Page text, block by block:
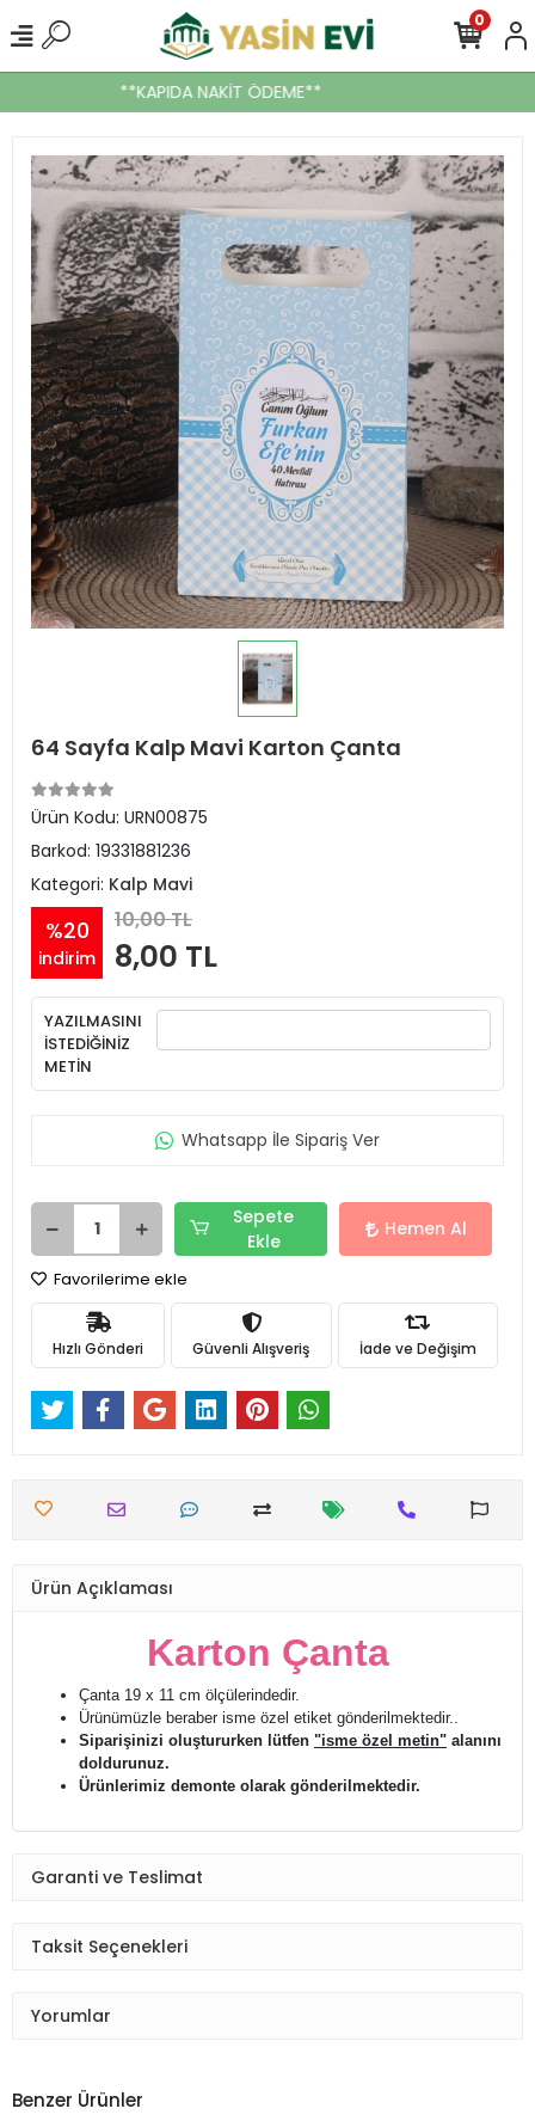
**KAPIDA NAKİT ÖDEME**
0
64 Sayfa Kalp Mavi Karton Çanta
Ürün Kodu: URN00875
Barkod: 19331881236
Kategori: Kalp Mavi
%20
indirim
10,00 TL
8,00 TL
YAZILMASINI
İSTEDİĞİNİZ
METİN
Whatsapp İle Sipariş Ver
Sepete
Ekle
Hemen Al
Favorilerime ekle
Hızlı Gönderi Güvenli Alışveriş İade ve Değişim
Ürün Açıklaması
Karton Çanta
Çanta 19 x 11 cm ölçülerindedir.
Ürünümüzle beraber isme özel etiket gönderilmektedir..
Siparişinizi oluştururken lütfen "isme özel metin" alanını
doldurunuz.
Ürünlerimiz demonte olarak gönderilmektedir.
Garanti ve Teslimat
Taksit Seçenekleri
Yorumlar
Benzer Ürünler